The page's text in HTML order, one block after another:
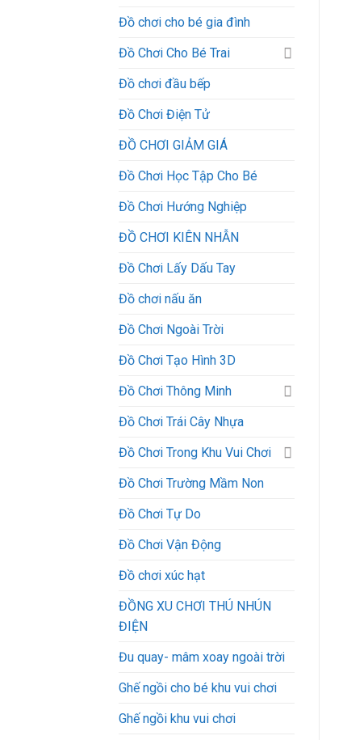
Đồ chơi cho bé gia đình
Đồ Chơi Cho Bé Trai
Đồ chơi đầu bếp
Đồ Chơi Điện Tử
ĐỒ CHƠI GIẢM GIÁ
Đồ Chơi Học Tập Cho Bé
Đồ Chơi Hướng Nghiệp
ĐỒ CHƠI KIÊN NHẪN
Đồ Chơi Lấy Dấu Tay
Đồ chơi nấu ăn
Đồ Chơi Ngoài Trời
Đồ Chơi Tạo Hình 3D
Đồ Chơi Thông Minh
Đồ Chơi Trái Cây Nhựa
Đồ Chơi Trong Khu Vui Chơi
Đồ Chơi Trường Mầm Non
Đồ Chơi Tự Do
Đồ Chơi Vận Động
Đồ chơi xúc hạt
ĐỒNG XU CHƠI THÚ NHÚN
ĐIỆN
Đu quay- mâm xoay ngoài trời
Ghế ngồi cho bé khu vui chơi
Ghế ngồi khu vui chơi